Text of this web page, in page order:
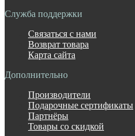
Служба поддержки
Связаться с нами
Возврат товара
Карта сайта
Дополнительно
Производители
Подарочные сертификаты
Партнёры
Товары со скидкой